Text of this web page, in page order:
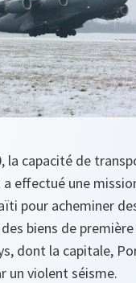
la capacité de
effectué une
pour acheminer
biens de
dont la capitale,
un violent séisme.